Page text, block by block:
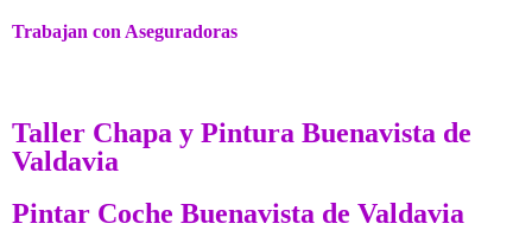
Trabajan con Aseguradoras
Taller Chapa y Pintura Buenavista de
Valdavia
Pintar Coche Buenavista de Valdavia